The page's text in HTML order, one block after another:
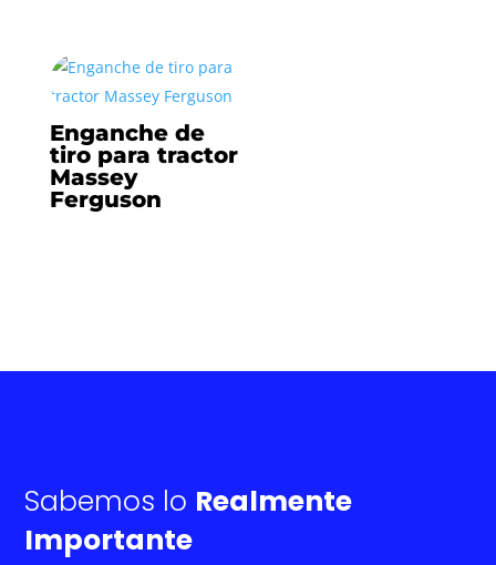
Enganche de
tiro para tractor
Massey
Ferguson
Sabemos lo Realmente
Importante